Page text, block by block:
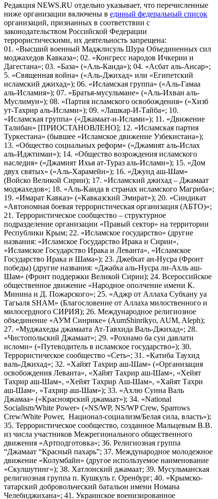
Редакция NEWS.RU отдельно указывает, что перечисленные
ниже организации включены в единый федеральный список
организаций, признанных в соответствии с
законодательством Российской Федерации
террористическими, их деятельность запрещена:
01. «Высший военный Маджлисуль Шура Объединенных сил
моджахедов Кавказа»; 02. «Конгресс народов Ичкерии и
Дагестана»; 03. «База» («Аль-Каида»); 04. «Асбат аль-Ансар»;
5. «Священная война» («Аль-Джихад» или «Египетский
исламский джихад»); 06. «Исламская группа» («Аль-Гамаа
аль-Исламия»); 07. «Братья-мусульмане» («Аль-Ихван аль-
Муслимун»); 08. «Партия исламского освобождения» («Хизб
ут-Тахрир аль-Ислами»); 09. «Лашкар-И-Тайба»; 10.
«Исламская группа» («Джамаат-и-Ислами»); 11. «Движение
Талибан» [ПРИОСТАНОВЛЕНО]; 12. «Исламская партия
Туркестана» (бывшее «Исламское движение Узбекистана»);
13. «Общество социальных реформ» («Джамият аль-Ислах
аль-Иджтимаи»); 14. «Общество возрождения исламского
наследия» («Джамият Ихья ат-Тураз аль-Ислами»); 15. «Дом
двух святых» («Аль-Харамейн»); 16. «Джунд аш-Шам»
(Войско Великой Сирии); 17. «Исламский джихад – Джамаат
моджахедов»; 18. «Аль-Каида в странах исламского Магриба»;
19. «Имарат Кавказ» («Кавказский Эмират»); 20. «Синдикат
«Автономная боевая террористическая организация (АБТО)»;
21. Террористическое сообщество – структурное
подразделение организации «Правый сектор» на территории
Республики Крым; 22. «Исламское государство» (другие
названия: «Исламское Государство Ирака и Сирии»,
«Исламское Государство Ирака и Леванта», «Исламское
Государство Ирака и Шама»); 23. Джебхат ан-Нусра (Фронт
победы) (другие названия: «Джабха аль-Нусра ли-Ахль аш-
Шам» (Фронт поддержки Великой Сирии); 24. Всероссийское
общественное движение «Народное ополчение имени К.
Минина и Д. Пожарского»; 25. «Аджр от Аллаха Субхану уа
Тагьаля SHAM» (Благословение от Аллаха милоственного и
милосердного СИРИЯ); 26. Международное религиозное
объединение «АУМ Синрике» (AumShinrikyo, AUM, Aleph);
27. «Муджахеды джамаата Ат-Тавхида Валь-Джихад»; 28.
«Чистопольский Джамаат»; 29. «Рохнамо ба суи давлати
исломи» («Путеводитель в исламское государство»); 30.
Террористическое сообщество «Сеть»; 31. «Катиба Таухид
валь-Джихад»; 32. «Хайят Тахрир аш-Шам» («Организация
освобождения Леванта», «Хайят Тахрир аш-Шам», «Хейят
Тахрир аш-Шам», «Хейят Тахрир Аш-Шам», «Хайят Тахри
аш-Шам», «Тахрир аш-Шам»); 33. «Ахлю Сунна Валь
Джамаа» («Красноярский джамаат»); 34. «National
Socialism/White Power» («NS/WP, NS/WP Crew, Sparrows
Crew/White Power, Национал-социализм/Белая сила, власть»);
35. Террористическое сообщество, созданное Мальцевым В.В.
из числа участников Межрегионального общественного
движения «Артподготовка»; 36. Религиозная группа
“Джамаат “Красный пахарь”; 37. Международное молодежное
движение «Колумбайн» (другое используемое наименование
«Скулшутинг»); 38. Хатлонский джамаат; 39. Мусульманская
религиозная группа п. Кушкуль г. Оренбург; 40. «Крымско-
татарский добровольческий батальон имени Номана
Челебиджихана»; 41. Украинское военизированное